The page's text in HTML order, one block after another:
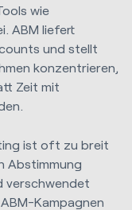
wie
ABM liefert
und stellt
konzentrieren,
Zeit mit
ist oft zu breit
Abstimmung
verschwendet
Kampagnen